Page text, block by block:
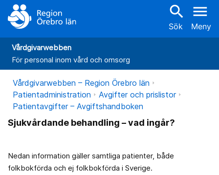
search
Sök
menu
Meny
Vårdgivarwebben
För personal inom vård och omsorg
Vårdgivarwebben – Region Örebro län
Patientadministration
Avgifter och prislistor
Patientavgifter – Avgiftshandboken
Sjukvårdande behandling – vad ingår?
Nedan information gäller samtliga patienter, både
folkbokförda och ej folkbokförda i Sverige.